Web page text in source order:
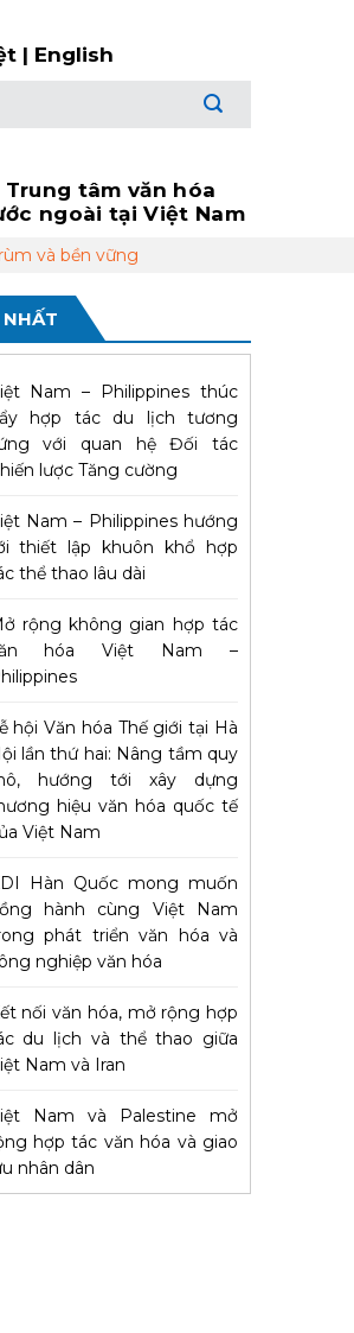
| English
Trung tâm văn hóa
ngoài tại Việt Nam
và bền vững
Nam – Philippines thúc
hợp tác du lịch tương
với quan hệ Đối tác
lược Tăng cường
Nam – Philippines hướng
thiết lập khuôn khổ hợp
thể thao lâu dài
rộng không gian hợp tác
hóa Việt Nam –
hội Văn hóa Thế giới tại Hà
lần thứ hai: Nâng tầm quy
hướng tới xây dựng
hiệu văn hóa quốc tế
Việt Nam
Hàn Quốc mong muốn
hành cùng Việt Nam
phát triển văn hóa và
nghiệp văn hóa
nối văn hóa, mở rộng hợp
du lịch và thể thao giữa
Nam và Iran
Nam và Palestine mở
hợp tác văn hóa và giao
nhân dân